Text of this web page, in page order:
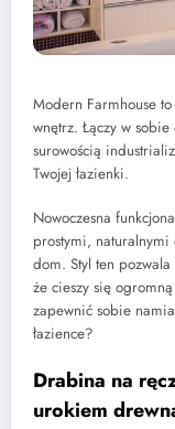
Modern Farmhouse
wnętrz. Łączy w sobie
surowością
Twojej łazienki.
Nowoczesna
prostymi,
dom. Styl ten
że cieszy się
zapewnić sobie
łazience?
Drabina na
urokiem